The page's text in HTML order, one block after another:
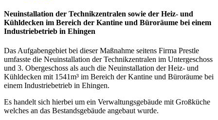
Neuinstallation der Technikzentralen sowie der Heiz- und
Kühldecken im Bereich der Kantine und Büroräume bei einem
Industriebetrieb in Ehingen
Das Aufgabengebiet bei dieser Maßnahme seitens Firma Prestle
umfasste die Neuinstallation der Technikzentralen im Untergeschoss
und 3. Obergeschoss als auch die Neuinstallation der Heiz- und
Kühldecken mit 1541m³ im Bereich der Kantine und Büroräume bei
einem Industriebetrieb in Ehingen.
Es handelt sich hierbei um ein Verwaltungsgebäude mit Großküche
welches an das Bestandsgebäude angebaut wurde.